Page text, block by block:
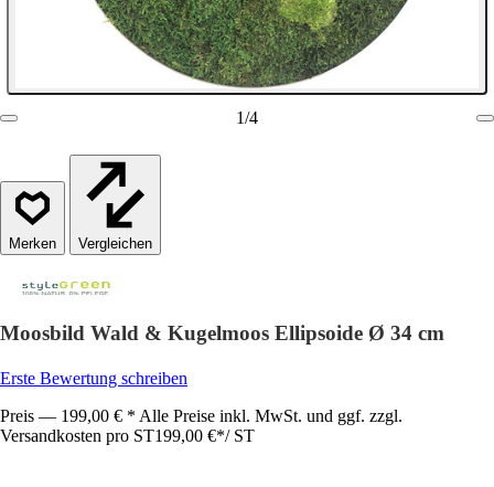
1/4
Vergleichen
Moosbild Wald & Kugelmoos Ellipsoide Ø 34 cm
Erste Bewertung schreiben
Preis — 199,00 € * Alle Preise inkl. MwSt. und ggf. zzgl.
Versandkosten pro ST199,00 €*/ ST